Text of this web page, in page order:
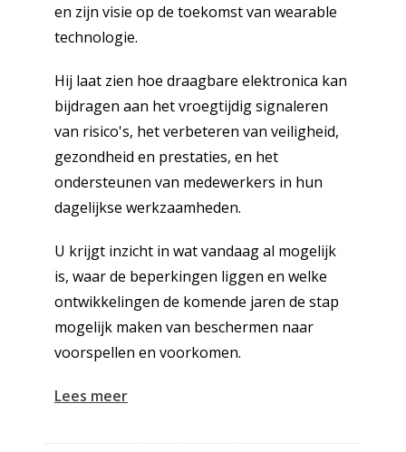
en zijn visie op de toekomst van wearable
technologie.
Hij laat zien hoe draagbare elektronica kan
bijdragen aan het vroegtijdig signaleren
van risico's, het verbeteren van veiligheid,
gezondheid en prestaties, en het
ondersteunen van medewerkers in hun
dagelijkse werkzaamheden.
U krijgt inzicht in wat vandaag al mogelijk
is, waar de beperkingen liggen en welke
ontwikkelingen de komende jaren de stap
mogelijk maken van beschermen naar
voorspellen en voorkomen.
Lees meer